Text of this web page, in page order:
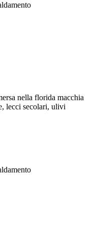
nella florida macchia
lecci secolari, ulivi